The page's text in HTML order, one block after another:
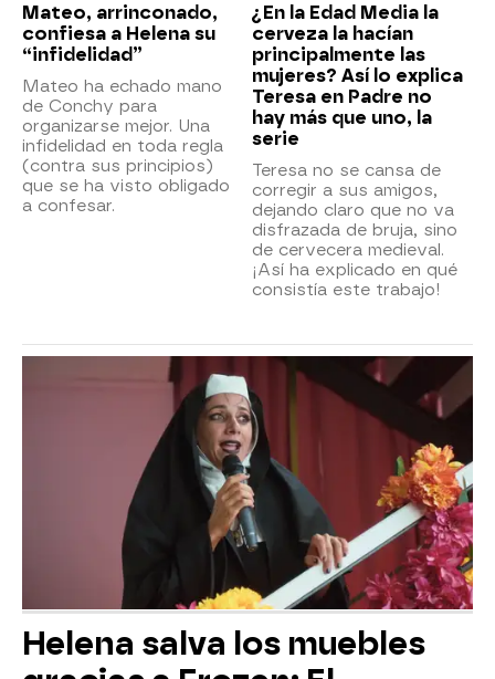
Mateo, arrinconado,
confiesa a Helena su
“infidelidad”
Mateo ha echado mano
de Conchy para
organizarse mejor. Una
infidelidad en toda regla
(contra sus principios)
que se ha visto obligado
a confesar.
¿En la Edad Media la
cerveza la hacían
principalmente las
mujeres? Así lo explica
Teresa en Padre no
hay más que uno, la
serie
Teresa no se cansa de
corregir a sus amigos,
dejando claro que no va
disfrazada de bruja, sino
de cervecera medieval.
¡Así ha explicado en qué
consistía este trabajo!
Helena salva los muebles